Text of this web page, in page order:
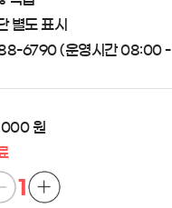
별도 표시
6790 (운영시간 08:00
원
1